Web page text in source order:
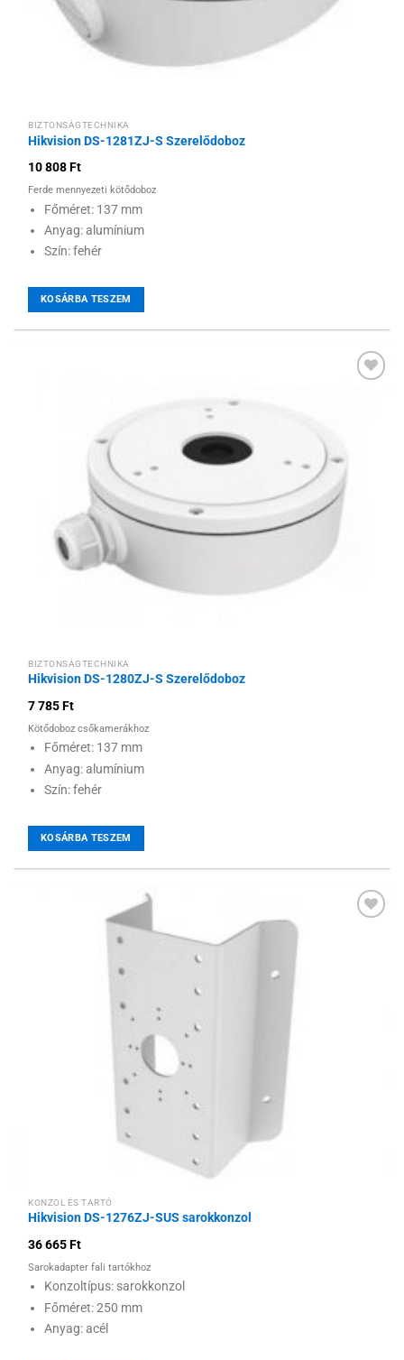
BIZTONSÁGTECHNIKA
Hikvision DS-1281ZJ-S Szerelődoboz
10 808Ft
Ferde mennyezeti kötődoboz
Főméret: 137 mm
Anyag: alumínium
Szín: fehér
KOSÁRBA TESZEM
BIZTONSÁGTECHNIKA
Hikvision DS-1280ZJ-S Szerelődoboz
7 785Ft
Kötődoboz csőkamerákhoz
Főméret: 137 mm
Anyag: alumínium
Szín: fehér
KOSÁRBA TESZEM
KONZOL ÉS TARTÓ
Hikvision DS-1276ZJ-SUS sarokkonzol
36 665Ft
Sarokadapter fali tartókhoz
Konzoltípus: sarokkonzol
Főméret: 250 mm
Anyag: acél